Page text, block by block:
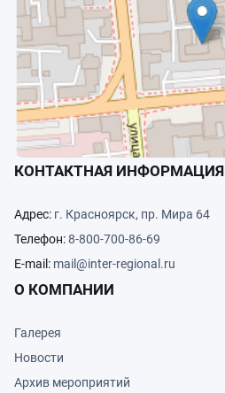
КОНТАКТНАЯ ИНФОРМАЦИЯ
Адрес: г. Красноярск, пр. Мира 64
Телефон:8-800-700-86-69
E-mail: mail@inter-regional.ru
О КОМПАНИИ
Галерея
Новости
Архив мероприятий